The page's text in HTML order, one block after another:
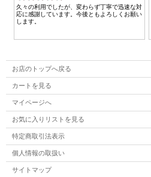
お店のトップへ戻る
カートを見る
マイページへ
お気に入りリストを見る
特定商取引法表示
個人情報の取扱い
サイトマップ